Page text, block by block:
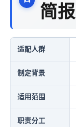
简报
适配人群
制定背景
适用范围
职责分工